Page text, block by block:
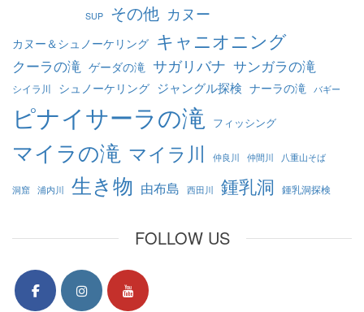
SUP その他 カヌー
カヌー＆シュノーケリング キャニオニング
クーラの滝 ゲーダの滝 サガリバナ サンガラの滝
シイラ川 シュノーケリング ジャングル探検 ナーラの滝 バギー
ピナイサーラの滝 フィッシング
マイラの滝 マイラ川 仲良川 仲間川 八重山そば
洞窟 浦内川 生き物 由布島 西田川 鍾乳洞 鍾乳洞探検
FOLLOW US